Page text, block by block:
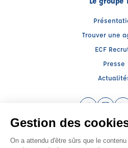
Trouver une
ECF
Presse
Facebook
Raison sociale : ECF CER CENTRE
SIREN: 312379266 - Numéro de TVA